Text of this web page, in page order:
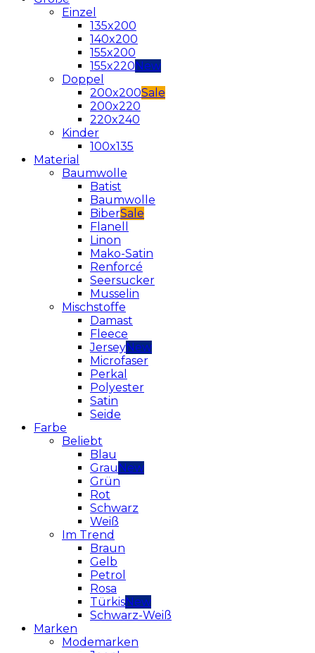
Einzel
135x200
140x200
155x200
155x220
Doppel
200x200
200x220
220x240
Kinder
100x135
Material
Baumwolle
Batist
Baumwolle
Biber
Flanell
Linon
Mako-Satin
Renforcé
Seersucker
Musselin
Mischstoffe
Damast
Fleece
Jersey
Microfaser
Perkal
Polyester
Satin
Seide
Farbe
Beliebt
Blau
Grau
Grün
Rot
Schwarz
Weiß
Im Trend
Braun
Gelb
Petrol
Rosa
Türkis
Schwarz-Weiß
Marken
Modemarken